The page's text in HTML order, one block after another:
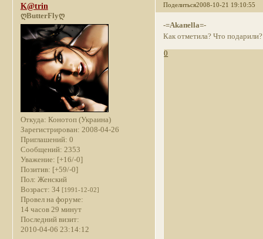
Поделиться2008-10-21 19:10:55
K@trin
ღButterFlyღ
Откуда: Конотоп (Украина)
Зарегистрирован: 2008-04-26
Приглашений: 0
Сообщений: 2353
Уважение: [+16/-0]
Позитив: [+59/-0]
Пол: Женский
Возраст: 34 [1991-12-02]
Провел на форуме:
14 часов 29 минут
Последний визит:
2010-04-06 23:14:12
-=Akaпella=-
Как отметила? Что подарили?
0